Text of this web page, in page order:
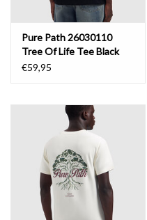
Pure Path 26030110
Tree Of Life Tee Black
€59,95